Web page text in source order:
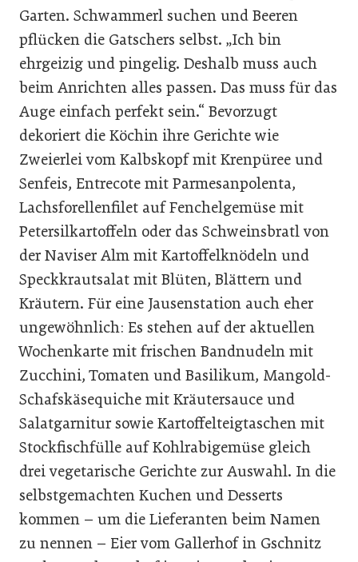
Garten. Schwammerl suchen und Beeren
pflücken die Gatschers selbst. „Ich bin
ehrgeizig und pingelig. Deshalb muss auch
beim Anrichten alles passen. Das muss für das
Auge einfach perfekt sein.“ Bevorzugt
dekoriert die Köchin ihre Gerichte wie
Zweierlei vom Kalbskopf mit Krenpüree und
Senfeis, Entrecote mit Parmesanpolenta,
Lachsforellenfilet auf Fenchelgemüse mit
Petersilkartoffeln oder das Schweinsbratl von
der Naviser Alm mit Kartoffelknödeln und
Speckkrautsalat mit Blüten, Blättern und
Kräutern. Für eine Jausenstation auch eher
ungewöhnlich: Es stehen auf der aktuellen
Wochenkarte mit frischen Bandnudeln mit
Zucchini, Tomaten und Basilikum, Mangold-
Schafskäsequiche mit Kräutersauce und
Salatgarnitur sowie Kartoffelteigtaschen mit
Stockfischfülle auf Kohlrabigemüse gleich
drei vegetarische Gerichte zur Auswahl. In die
selbstgemachten Kuchen und Desserts
kommen – um die Lieferanten beim Namen
zu nennen – Eier vom Gallerhof in Gschnitz